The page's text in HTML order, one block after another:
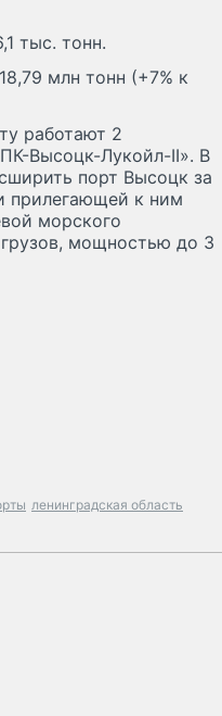
тыс. тонн.
млн тонн (+7% к
работают 2
Высоцк-Лукойл-II». В
порт Высоцк за
прилегающей к ним
морского
грузов, мощностью до 3
ленинградская область